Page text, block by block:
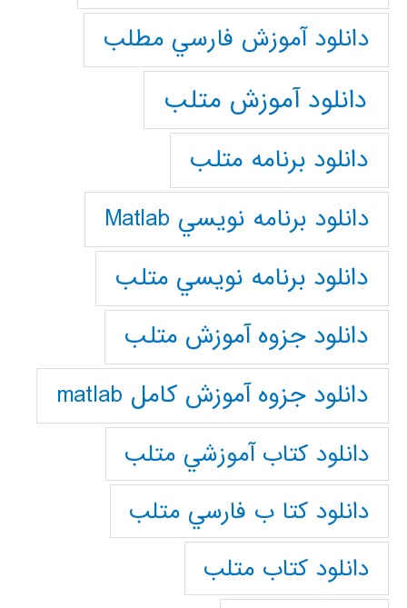
دانلود آموزش فارسي مطلب
دانلود آموزش متلب
دانلود برنامه متلب
دانلود برنامه نويسي Matlab
دانلود برنامه نويسي متلب
دانلود جزوه آموزش متلب
دانلود جزوه آموزش کامل matlab
دانلود كتاب آموزشي متلب
دانلود كتا ب فارسي متلب
دانلود كتاب متلب